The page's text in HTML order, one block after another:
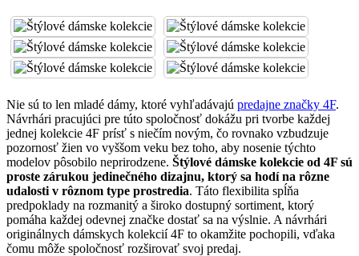
Nie sú to len mladé dámy, ktoré vyhľadávajú predajne značky 4F.
Návrhári pracujúci pre túto spoločnosť dokážu pri tvorbe každej
jednej kolekcie 4F prísť s niečím novým, čo rovnako vzbudzuje
pozornosť žien vo vyššom veku bez toho, aby nosenie týchto
modelov pôsobilo neprirodzene. Štýlové dámske kolekcie od 4F sú
proste zárukou jedinečného dizajnu, ktorý sa hodí na rôzne
udalosti v rôznom type prostredia. Táto flexibilita spĺňa
predpoklady na rozmanitý a široko dostupný sortiment, ktorý
pomáha každej odevnej značke dostať sa na výslnie. A návrhári
originálnych dámskych kolekcií 4F to okamžite pochopili, vďaka
čomu môže spoločnosť rozširovať svoj predaj.